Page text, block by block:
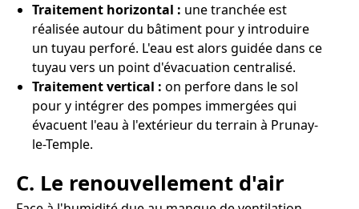
Traitement horizontal : une tranchée est
réalisée autour du bâtiment pour y introduire
un tuyau perforé. L'eau est alors guidée dans ce
tuyau vers un point d'évacuation centralisé.
Traitement vertical : on perfore dans le sol
pour y intégrer des pompes immergées qui
évacuent l'eau à l'extérieur du terrain à Prunay-
le-Temple.
C. Le renouvellement d'air